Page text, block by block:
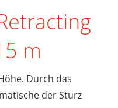
m
Durch das
der Sturz